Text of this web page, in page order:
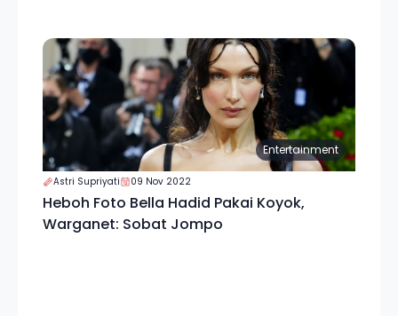
Entertainment
Astri Supriyati 09 Nov 2022
Heboh Foto Bella Hadid Pakai Koyok,
Warganet: Sobat Jompo